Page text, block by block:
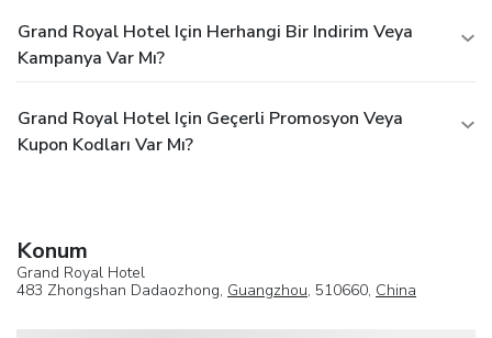
Grand Royal Hotel Için Herhangi Bir Indirim Veya
Kampanya Var Mı?
Grand Royal Hotel Için Geçerli Promosyon Veya
Kupon Kodları Var Mı?
Konum
Grand Royal Hotel
483 Zhongshan Dadaozhong, Guangzhou, 510660, China